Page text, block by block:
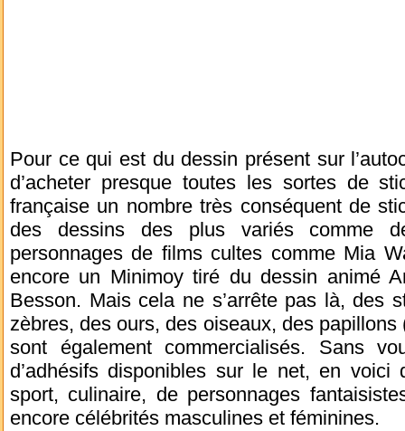
Pour ce qui est du dessin présent sur
d’acheter presque toutes les sortes de
française un nombre très conséquent de
des dessins des plus variés comme
personnages de films cultes comme Mia
encore un Minimoy tiré du dessin animé
Besson. Mais cela ne s’arrête pas là, des
zèbres, des ours, des oiseaux, des
sont également commercialisés. Sans
d’adhésifs disponibles sur le net, en
sport, culinaire, de personnages
encore célébrités masculines et féminines.